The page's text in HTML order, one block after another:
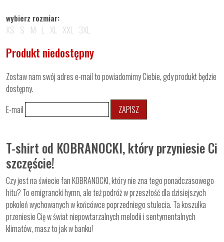
wybierz rozmiar:
XS S M L XL XXL 3XL
Produkt niedostępny
Zostaw nam swój adres e-mail to powiadomimy Ciebie, gdy produkt będzie
dostępny.
E-mail
ZAPISZ
T-shirt od KOBRANOCKI, który przyniesie Ci
szczęście!
Czy jest na świecie fan KOBRANOCKI, który nie zna tego ponadczasowego
hitu? To emigrancki hymn, ale też podróż w przeszłość dla dzisiejszych
pokoleń wychowanych w końcówce poprzedniego stulecia. Ta koszulka
przeniesie Cię w świat niepowtarzalnych melodii i sentymentalnych
klimatów, masz to jak w banku!